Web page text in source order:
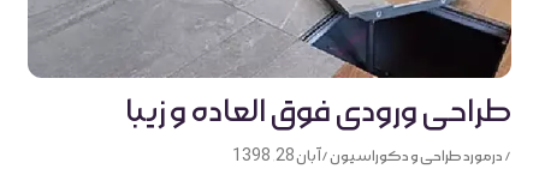
طراحی ورودی فوق العاده و زیبا
/درمورد طراحی و دکوراسیون/آبان 28, 1398